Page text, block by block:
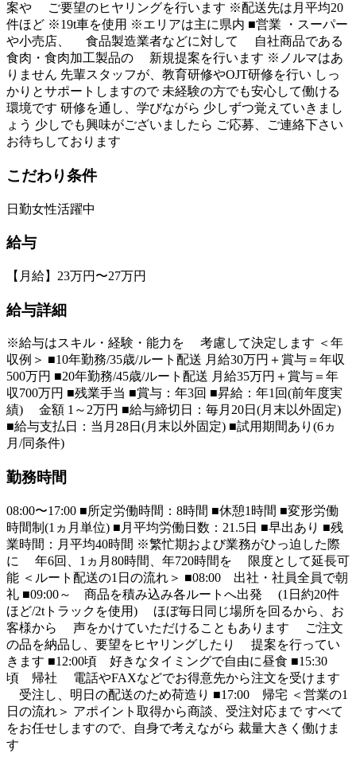
案や ご要望のヒヤリングを行います ※配送先は月平均20
件ほど ※19t車を使用 ※エリアは主に県内 ■営業 ・スーパー
や小売店、 食品製造業者などに対して 自社商品である
食肉・食肉加工製品の 新規提案を行います ※ノルマはあ
りません 先輩スタッフが、教育研修やOJT研修を行い しっ
かりとサポートしますので 未経験の方でも安心して働ける
環境です 研修を通し、学びながら 少しずつ覚えていきまし
ょう 少しでも興味がございましたら ご応募、ご連絡下さい
お待ちしております
こだわり条件
日勤女性活躍中
給与
【月給】23万円〜27万円
給与詳細
※給与はスキル・経験・能力を 考慮して決定します ＜年
収例＞ ■10年勤務/35歳/ルート配送 月給30万円＋賞与＝年収
500万円 ■20年勤務/45歳/ルート配送 月給35万円＋賞与＝年
収700万円 ■残業手当 ■賞与：年3回 ■昇給：年1回(前年度実
績) 金額 1～2万円 ■給与締切日：毎月20日(月末以外固定)
■給与支払日：当月28日(月末以外固定) ■試用期間あり(6ヵ
月/同条件)
勤務時間
08:00〜17:00 ■所定労働時間：8時間 ■休憩1時間 ■変形労働
時間制(1ヵ月単位) ■月平均労働日数：21.5日 ■早出あり ■残
業時間：月平均40時間 ※繁忙期および業務がひっ迫した際
に 年6回、1ヵ月80時間、年720時間を 限度として延長可
能 ＜ルート配送の1日の流れ＞ ■08:00 出社・社員全員で朝
礼 ■09:00～ 商品を積み込み各ルートへ出発 (1日約20件
ほど/2tトラックを使用) ほぼ毎日同じ場所を回るから、お
客様から 声をかけていただけることもあります ご注文
の品を納品し、要望をヒヤリングしたり 提案を行ってい
きます ■12:00頃 好きなタイミングで自由に昼食 ■15:30
頃 帰社 電話やFAXなどでお得意先から注文を受けます
受注し、明日の配送のため荷造り ■17:00 帰宅 ＜営業の1
日の流れ＞ アポイント取得から商談、受注対応まで すべて
をお任せしますので、自身で考えながら 裁量大きく働けま
す